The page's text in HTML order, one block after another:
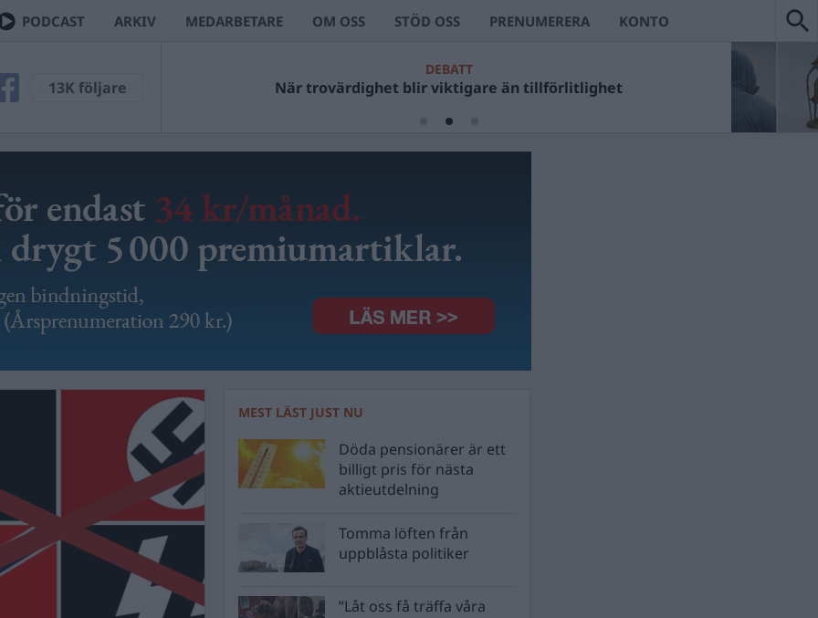
PODCAST ARKIV MEDARBETARE OM OSS STÖD OSS PRENUMERERA KONTO
13K följare
DEBATT
När trovärdighet blir viktigare än tillförlitlighet
MEST LÄST JUST NU
Döda pensionärer är ett
billigt pris för nästa
aktieutdelning
Tomma löften från
uppblåsta politiker
”Låt oss få träffa våra